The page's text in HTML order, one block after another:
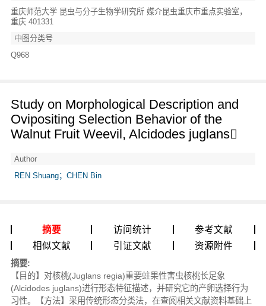
重庆师范大学 昆虫与分子生物学研究所 媒介昆虫重庆市重点实验室，
重庆 401331
中图分类号
Q968
Study on Morphological Description and
Ovipositing Selection Behavior of the
Walnut Fruit Weevil, Alcidodes juglans
Author
REN Shuang；CHEN Bin
摘要 访问统计
参考文献
相似文献
引证文献 资源附件
摘要:
【目的】对核桃(Juglans regia)重要蛀果性害虫核桃长足象
(Alcidodes juglans)进行形态特征描述，并研究它的产卵选择行为
习性。【方法】采用传统形态分类法，在查阅相关文献资料基础上